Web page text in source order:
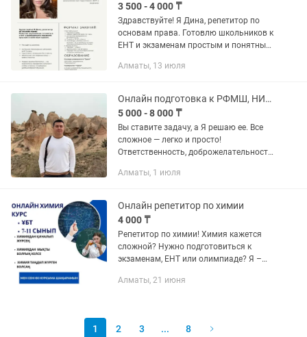
3 500 - 4 000 ₸
Здравствуйте! Я Дина, репетитор по
основам права. Готовлю школьников к
ЕНТ и экзаменам простым и понятным
проходим материал за 9–11 класс,
Алматы, 13 июля
Онлайн подготовка к РФМШ, НИШ и ЕНТ! Репетитор по математике и физике!
5 000 - 8 000 ₸
Вы ставите задачу, а Я решаю ее. Все
сложное — легко и просто!
Ответственность, доброжелательность
преподавания 15 лет, обучил более
Алматы, 1 июля
Онлайн репетитор по химии
4 000 ₸
Репетитор по химии! Химия кажется
сложной? Нужно подготовиться к
экзаменам, ЕНТ или олимпиаде? Я –
репетитор, помогу разобраться в
Алматы, 21 июня
1 2 3 ... 8